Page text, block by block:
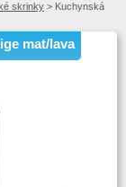
skrinky > Kuchynská
mat/lava